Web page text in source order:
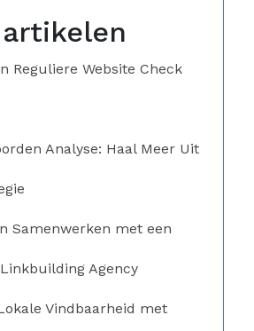
Reguliere Website Check
Analyse: Haal Meer Uit
Samenwerken met een
Agency
Vindbaarheid met